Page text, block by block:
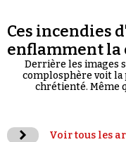
Ces incendies
enflamment la
Derrière les images
complosphère voit la
chrétienté. Même
Voir tous les